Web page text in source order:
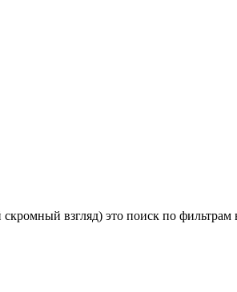
взгляд) это поиск по